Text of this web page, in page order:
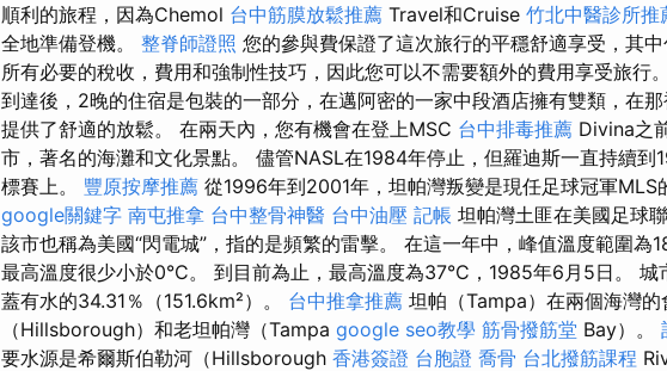
順利的旅程，因為Chemol 台中筋膜放鬆推薦 Travel和Cruise 竹北中醫診所推
全地準備登機。 整脊師證照 您的參與費保證了這次旅行的平穩舒適享受，其中
所有必要的稅收，費用和強制性技巧，因此您可以不需要額外的費用享受旅行。
到達後，2晚的住宿是包裝的一部分，在邁阿密的一家中段酒店擁有雙類，在
提供了舒適的放鬆。 在兩天內，您有機會在登上MSC 台中排毒推薦 Divina之
市，著名的海灘和文化景點。 儘管NASL在1984年停止，但羅迪斯一直持續到
標賽上。 豐原按摩推薦 從1996年到2001年，坦帕灣叛變是現任足球冠軍MLS
google關鍵字 南屯推拿 台中整骨神醫 台中油壓 記帳 坦帕灣土匪在美國足球
該市也稱為美國“閃電城”，指的是頻繁的雷擊。 在這一年中，峰值溫度範圍為
最高溫度很少小於0°C。 到目前為止，最高溫度為37°C，1985年6月5日。 城
蓋有水的34.31％（151.6km²）。 台中推拿推薦 坦帕（Tampa）在兩個海灣
（Hillsborough）和老坦帕灣（Tampa google seo教學 筋骨撥筋堂 Bay）。
要水源是希爾斯伯勒河（Hillsborough 香港簽證 台胞證 喬骨 台北撥筋課程